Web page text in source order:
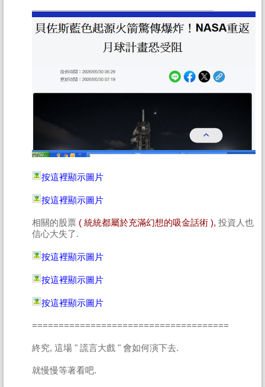
按這裡顯示圖片
按這裡顯示圖片
相關的股票 ( 統統都屬於充滿幻想的吸金話術 ), 投資人也
信心大失了.
按這裡顯示圖片
按這裡顯示圖片
按這裡顯示圖片
=====================================
終究, 這場 " 謊言大戲 " 會如何演下去.
就慢慢等著看吧.